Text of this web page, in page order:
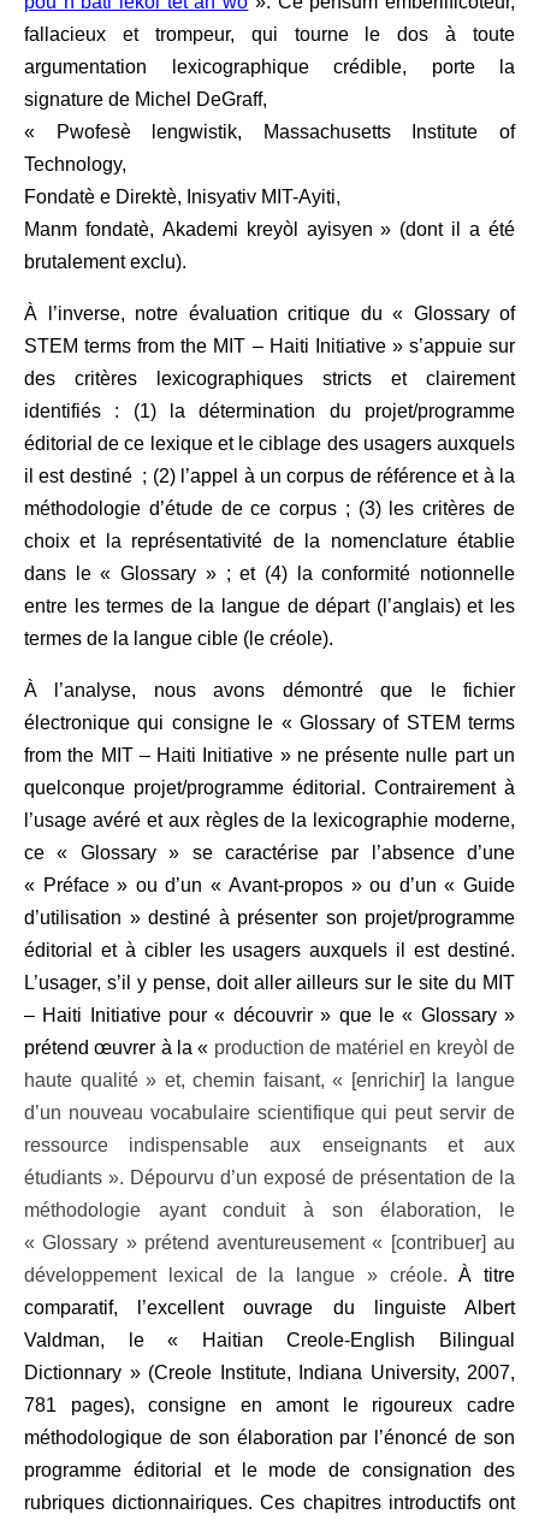
fallacieux et trompeur, qui tourne le dos à toute
argumentation lexicographique crédible, porte la
signature de Michel DeGraff,
« Pwofesè lengwistik, Massachusetts Institute of
Technology,
Fondatè e Direktè, Inisyativ MIT-Ayiti,
Manm fondatè, Akademi kreyòl ayisyen » (dont il a été
brutalement exclu).
À l’inverse, notre évaluation critique du « Glossary of
STEM terms from the MIT – Haiti Initiative » s’appuie sur
des critères lexicographiques stricts et clairement
identifiés : (1) la détermination du projet/programme
éditorial de ce lexique et le ciblage des usagers auxquels
il est destiné ; (2) l’appel à un corpus de référence et à la
méthodologie d’étude de ce corpus ; (3) les critères de
choix et la représentativité de la nomenclature établie
dans le « Glossary » ; et (4) la conformité notionnelle
entre les termes de la langue de départ (l’anglais) et les
termes de la langue cible (le créole).
À l’analyse, nous avons démontré que le fichier
électronique qui consigne le « Glossary of STEM terms
from the MIT – Haiti Initiative » ne présente nulle part un
quelconque projet/programme éditorial. Contrairement à
l’usage avéré et aux règles de la lexicographie moderne,
ce « Glossary » se caractérise par l’absence d’une
« Préface » ou d’un « Avant-propos » ou d’un « Guide
d’utilisation » destiné à présenter son projet/programme
éditorial et à cibler les usagers auxquels il est destiné.
L’usager, s’il y pense, doit aller ailleurs sur le site du MIT
– Haiti Initiative pour « découvrir » que le « Glossary »
prétend œuvrer à la « production de matériel en kreyòl de
haute qualité » et, chemin faisant, « [enrichir] la langue
d’un nouveau vocabulaire scientifique qui peut servir de
ressource indispensable aux enseignants et aux
étudiants ». Dépourvu d’un exposé de présentation de la
méthodologie ayant conduit à son élaboration, le
« Glossary » prétend aventureusement « [contribuer] au
développement lexical de la langue » créole.À titre
comparatif, l’excellent ouvrage du linguiste Albert
Valdman, le « Haitian Creole-English Bilingual
Dictionnary » (Creole Institute, Indiana University, 2007,
781 pages), consigne en amont le rigoureux cadre
méthodologique de son élaboration par l’énoncé de son
programme éditorial et le mode de consignation des
rubriques dictionnairiques. Ces chapitres introductifs ont